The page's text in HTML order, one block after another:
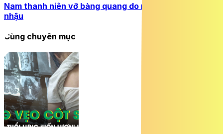
Nam thanh niên vỡ bàng quang do nhịn tiểu sau cuộc
nhậu
Cùng chuyên mục